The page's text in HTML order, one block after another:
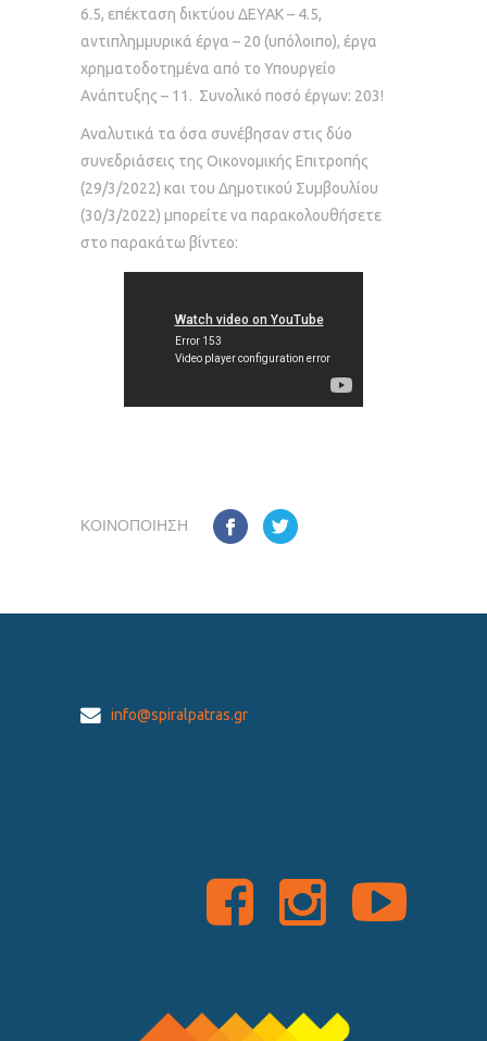
6.5, επέκταση δικτύου ΔΕΥΑΚ – 4.5,
αντιπλημμυρικά έργα – 20 (υπόλοιπο), έργα
χρηματοδοτημένα από το Υπουργείο
Ανάπτυξης – 11. Συνολικό ποσό έργων: 203!
Αναλυτικά τα όσα συνέβησαν στις δύο
συνεδριάσεις της Οικονομικής Επιτροπής
(29/3/2022) και του Δημοτικού Συμβουλίου
(30/3/2022) μπορείτε να παρακολουθήσετε
στο παρακάτω βίντεο:
ΚΟΙΝΟΠΟΊΗΣΗ
info@spiralpatras.gr